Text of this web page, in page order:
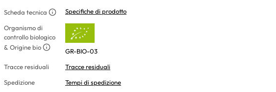
Scheda tecnica Specifiche di prodotto
Organismo di
controllo biologico
& Origine bio
GR-BIO-03
Tracce residuali
Tracce residuali
Spedizione
Tempi di spedizione